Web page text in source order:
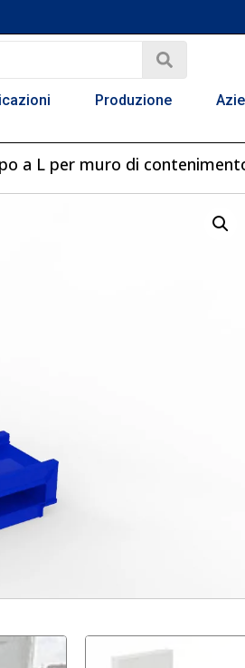
Produzione
a L per muro di